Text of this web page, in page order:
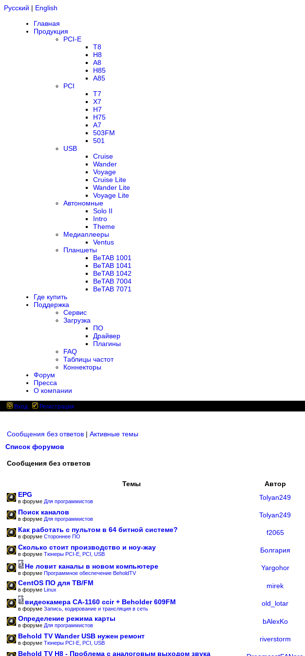
Русский | English
Главная
Продукция
PCI-E
T8
H8
A8
H85
A85
PCI
T7
X7
H7
H75
A7
503FM
501
USB
Cruise
Wander
Voyage
Cruise Lite
Wander Lite
Voyage Lite
Автономные
Solo II
Intro
Theme
Медиаплееры
Ventus
Планшеты
BeTAB 1001
BeTAB 1041
BeTAB 1042
BeTAB 7004
BeTAB 7071
Где купить
Поддержка
Сервис
Загрузка
ПО
Драйвер
Плагины
FAQ
Таблицы частот
Коннекторы
Форум
Пресса
О компании
Вход Регистрация
Сообщения без ответов | Активные темы
Список форумов
Сообщения без ответов
Темы Автор
EPG
в форуме Для программистов Tolyan249
Поиск каналов
в форуме Для программистов Tolyan249
Как работать с пультом в 64 битной системе?
в форуме Стороннее ПО f2065
Сколько стоит производство и ноу-жау
в форуме Тюнеры PCI-E, PCI, USB Болгария
Не ловит каналы в новом компьютере
в форуме Программное обеспечение BeholdTV
Yargohor
CentOS ПО для ТВ/FM
в форуме Linux mirek
видеокамера CA-1160 ccir + Beholder 609FM
в форуме Запись, кодирование и трансляция в сеть
old_lotar
Определение режима карты
в форуме Для программистов bAlexKo
Behold TV Wander USB нужен ремонт
в форуме Тюнеры PCI-E, PCI, USB riverstorm
Behold TV H8 - Проблема с аналоговым выходом звука